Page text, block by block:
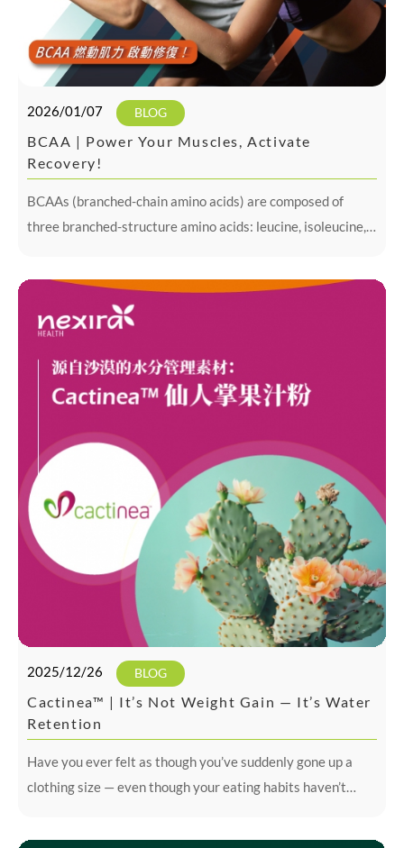
2026/01/07 BLOG
BCAA | Power Your Muscles, Activate
Recovery!
BCAAs (branched-chain amino acids) are composed of
three branched-structure amino acids: leucine, isoleucine,
body cannot synthesize on its own.Supplementing amino
acids during exercise helps mai
2025/12/26 BLOG
Cactinea™ | It’s Not Weight Gain — It’s Water
Retention
Have you ever felt as though you’ve suddenly gone up a
clothing size — even though your eating habits haven’t